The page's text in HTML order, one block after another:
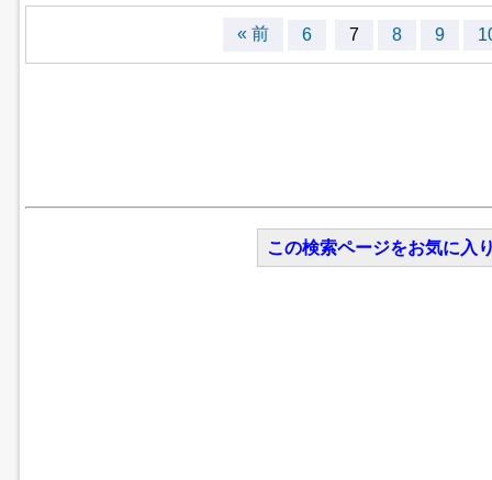
« 前 6 7 8 9
この検索ページをお気に入